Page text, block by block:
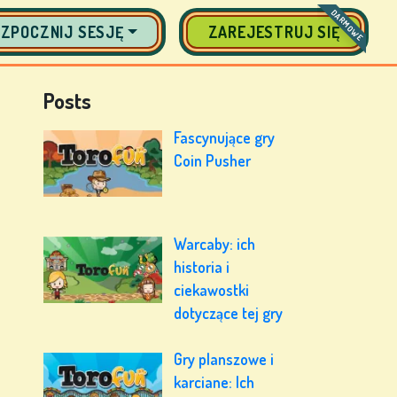
SESJĘ ZAREJESTRUJ SIĘDARMOWE
Posts
Fascynujące gry
Coin Pusher
Warcaby: ich
historia i
ciekawostki
dotyczące tej gry
Gry planszowe i
karciane: Ich